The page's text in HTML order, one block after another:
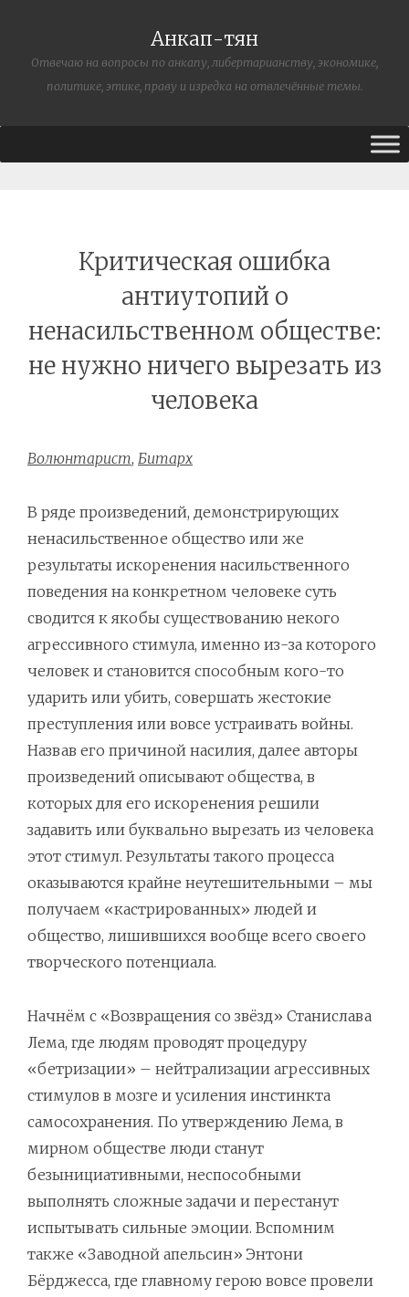
Анкап-тян
Отвечаю на вопросы по анкапу, либертарианству, экономике,
политике, этике, праву и изредка на отвлечённые темы.
Критическая ошибка
антиутопий о
ненасильственном обществе:
не нужно ничего вырезать из
человека
Волюнтарист, Битарх
В ряде произведений, демонстрирующих
ненасильственное общество или же
результаты искоренения насильственного
поведения на конкретном человеке суть
сводится к якобы существованию некого
агрессивного стимула, именно из-за которого
человек и становится способным кого-то
ударить или убить, совершать жестокие
преступления или вовсе устраивать войны.
Назвав его причиной насилия, далее авторы
произведений описывают общества, в
которых для его искоренения решили
задавить или буквально вырезать из человека
этот стимул. Результаты такого процесса
оказываются крайне неутешительными – мы
получаем «кастрированных» людей и
общество, лишившихся вообще всего своего
творческого потенциала.
Начнём с «Возвращения со звёзд» Станислава
Лема, где людям проводят процедуру
«бетризации» – нейтрализации агрессивных
стимулов в мозге и усиления инстинкта
самосохранения. По утверждению Лема, в
мирном обществе люди станут
безынициативными, неспособными
выполнять сложные задачи и перестанут
испытывать сильные эмоции. Вспомним
также «Заводной апельсин» Энтони
Бёрджесса, где главному герою вовсе провели